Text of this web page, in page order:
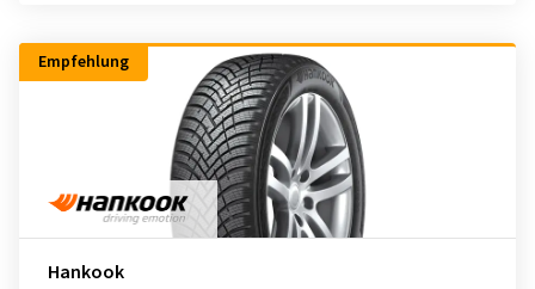
Empfehlung
Hankook